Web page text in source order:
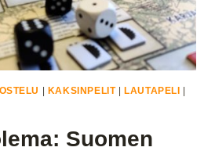
| KAKSINPELIT|LAUTAPELI |
Suomen